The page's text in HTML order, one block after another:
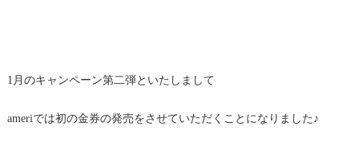
1月のキャンペーン第二弾といたしまして
ameriでは初の金券の発売をさせていただくことになりました♪